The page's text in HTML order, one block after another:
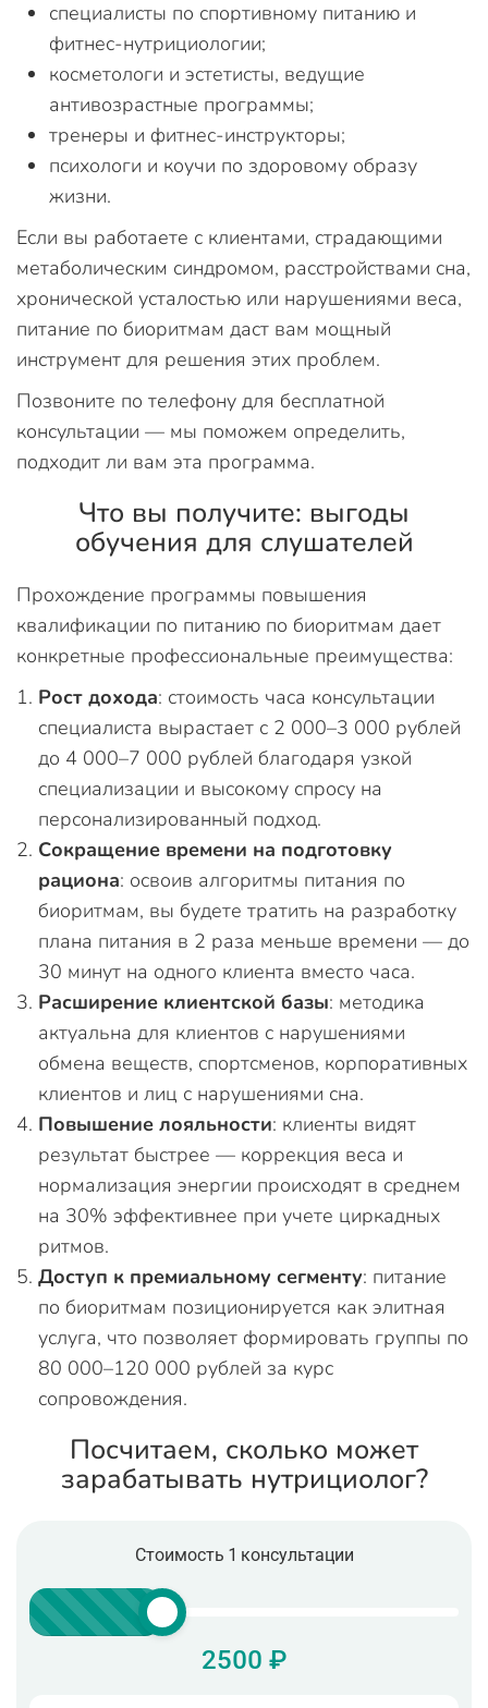
специалисты по спортивному питанию и
фитнес-нутрициологии;
косметологи и эстетисты, ведущие
антивозрастные программы;
тренеры и фитнес-инструкторы;
психологи и коучи по здоровому образу
жизни.
Если вы работаете с клиентами, страдающими
метаболическим синдромом, расстройствами сна,
хронической усталостью или нарушениями веса,
питание по биоритмам даст вам мощный
инструмент для решения этих проблем.
Позвоните по телефону для бесплатной
консультации — мы поможем определить,
подходит ли вам эта программа.
Что вы получите: выгоды
обучения для слушателей
Прохождение программы повышения
квалификации по питанию по биоритмам дает
конкретные профессиональные преимущества:
Рост дохода: стоимость часа консультации
специалиста вырастает с 2 000–3 000 рублей
до 4 000–7 000 рублей благодаря узкой
специализации и высокому спросу на
персонализированный подход.
Сокращение времени на подготовку
рациона: освоив алгоритмы питания по
биоритмам, вы будете тратить на разработку
плана питания в 2 раза меньше времени — до
30 минут на одного клиента вместо часа.
Расширение клиентской базы: методика
актуальна для клиентов с нарушениями
обмена веществ, спортсменов, корпоративных
клиентов и лиц с нарушениями сна.
Повышение лояльности: клиенты видят
результат быстрее — коррекция веса и
нормализация энергии происходят в среднем
на 30% эффективнее при учете циркадных
ритмов.
Доступ к премиальному сегменту: питание
по биоритмам позиционируется как элитная
услуга, что позволяет формировать группы по
80 000–120 000 рублей за курс
сопровождения.
Посчитаем, сколько может
зарабатывать нутрициолог?
Стоимость 1 консультации
2500 ₽